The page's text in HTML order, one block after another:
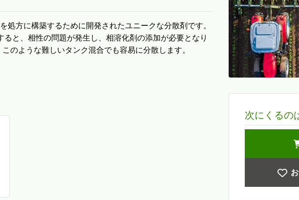
方に構築するために開発されたユニークな分散剤です。
と、相性の問題が発生し、相溶化剤の添加が必要となり
のような難しいタンク混合でも容易に分散します。
次にくるの